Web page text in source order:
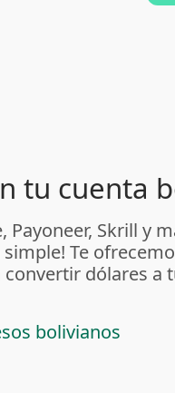
tu cuenta
Payoneer, Skrill y
Te
dólares a
bolivianos